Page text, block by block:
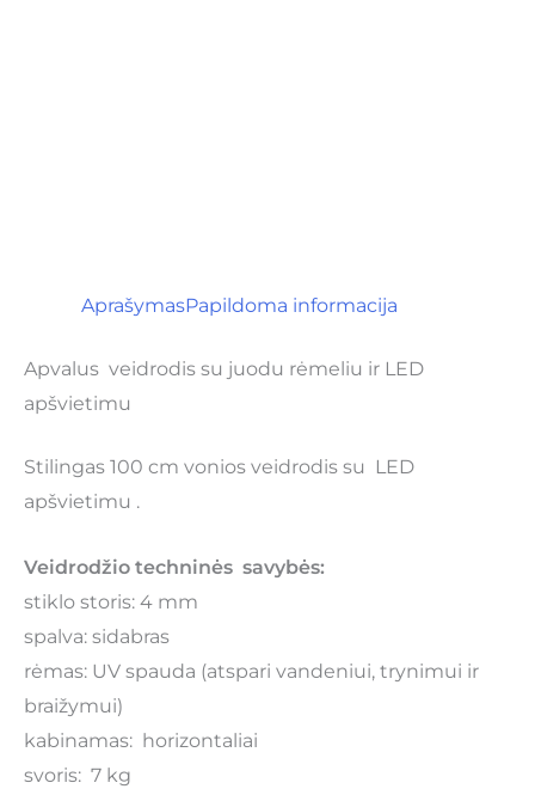
AprašymasPapildoma informacija
Apvalus veidrodis su juodu rėmeliu ir LED
apšvietimu
Stilingas 100 cm vonios veidrodis su LED
apšvietimu .
Veidrodžio techninės savybės:
stiklo storis: 4 mm
spalva: sidabras
rėmas: UV spauda (atspari vandeniui, trynimui ir
braižymui)
kabinamas: horizontaliai
svoris: 7 kg